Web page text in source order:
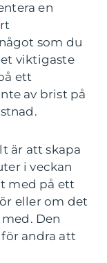
en
som du
viktigaste
ett
av brist på
är att skapa
i veckan
med på ett
eller om det
Den
andra att